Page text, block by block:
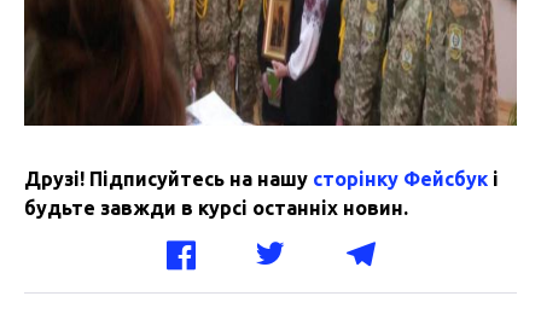
Друзі! Підписуйтесь на нашу сторінку Фейсбук і
будьте завжди в курсі останніх новин.